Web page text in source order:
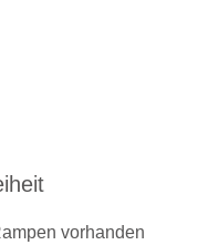
vorhanden